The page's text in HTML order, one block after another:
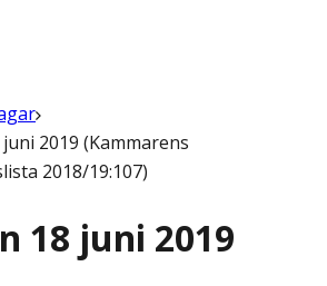
2019 (Kammarens
2018/19:107)
18 juni 2019